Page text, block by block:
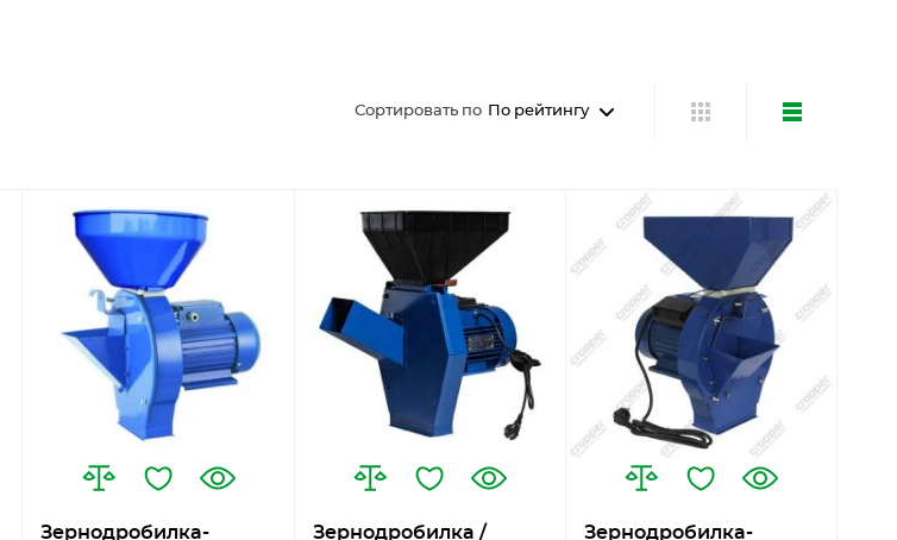
Сортировать по По рейтингу
Зернодробилка-
Зернодробилка /
Зернодробилка-